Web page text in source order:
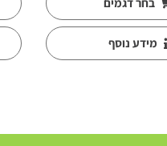
מידע נוסף